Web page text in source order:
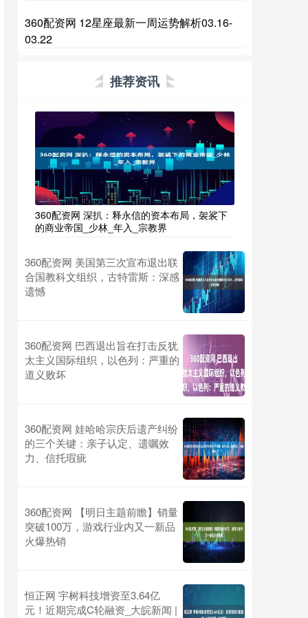
360配资网 12星座最新一周运势解析03.16-
03.22
推荐资讯
360配资网 深扒：释永信的资本布局，袈裟下
的商业帝国_少林_年入_宗教界
360配资网 美国第三次宣布退出联
合国教科文组织，古特雷斯：深感
遗憾
360配资网 巴西退出旨在打击反犹
太主义国际组织，以色列：严重的
道义败坏
360配资网 娃哈哈宗庆后遗产纠纷
的三个关键：亲子认定、遗嘱效
力、信托瑕疵
360配资网 【明日主题前瞻】销量
突破100万，游戏行业内又一新品
火爆热销
恒正网 宇树科技增资至3.64亿
元！近期完成C轮融资_大皖新闻 |